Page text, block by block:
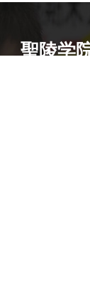
聖陵学